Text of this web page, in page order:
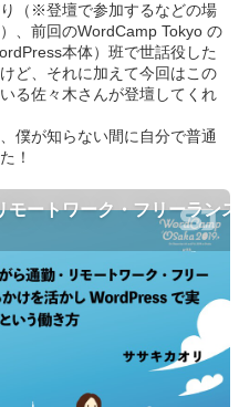
（※登壇で参加するなどの場
、前回のWordCamp Tokyo の
本体）班で世話役した
ど、それに加えて今回はこの
る佐々木さんが登壇してくれ
僕が知らない間に自分で普通
！